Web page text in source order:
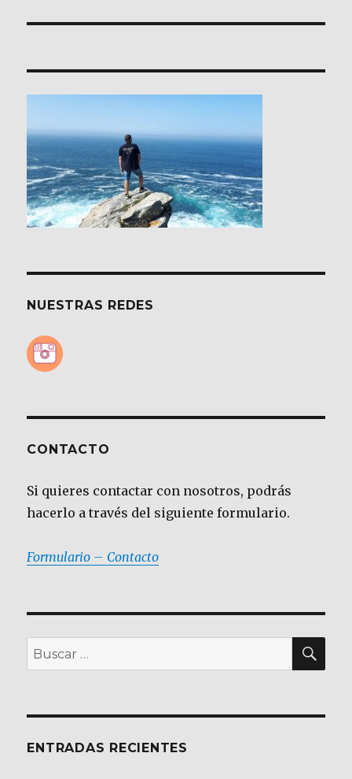
NUESTRAS REDES
CONTACTO
Si quieres contactar con nosotros, podrás
hacerlo a través del siguiente formulario.
Formulario – Contacto
Buscar
por:
ENTRADAS RECIENTES